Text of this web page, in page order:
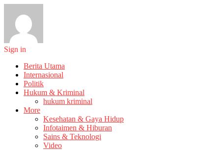
Sign in
Berita Utama
Internasional
Politik
Hukum & Kriminal
hukum kriminal
More
Kesehatan & Gaya Hidup
Infotaimen & Hiburan
Sains & Teknologi
Video